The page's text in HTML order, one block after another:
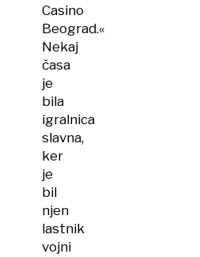
Casino
Beograd.«
Nekaj
časa
je
bila
igralnica
slavna,
ker
je
bil
njen
lastnik
vojni